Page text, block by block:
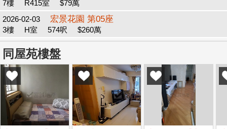
7樓 R415室
$79萬
2026-02-03
宏景花園 第05座
3樓 H室 574呎 $260萬
同屋苑樓盤